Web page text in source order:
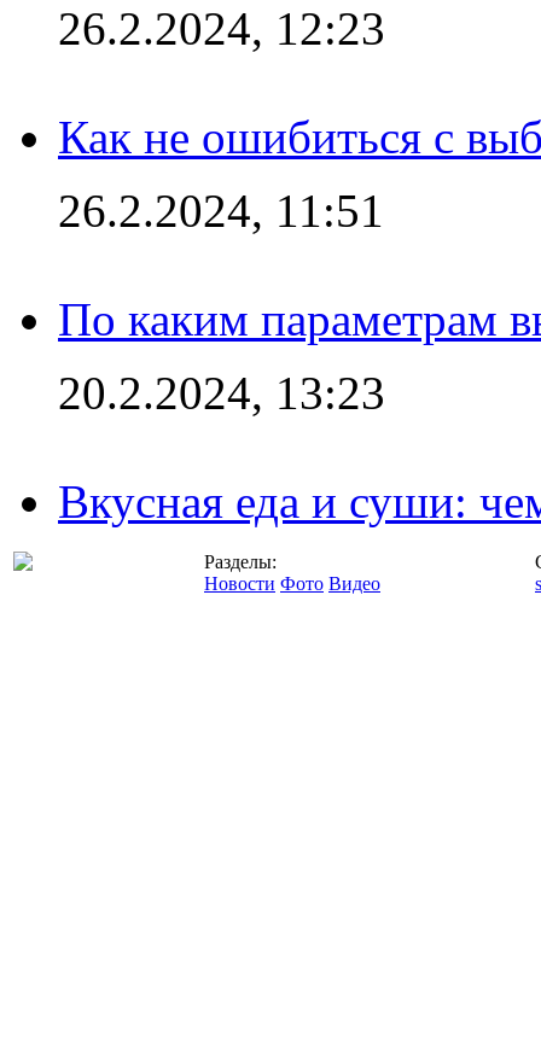
26.2.2024, 12:23
Как не ошибиться с
26.2.2024, 11:51
По каким параметрам
20.2.2024, 13:23
Вкусная еда и суши:
Разделы:
Новости Фото Видео